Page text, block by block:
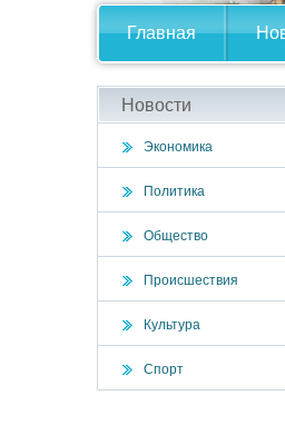
Главная
Новости
Экономика
Политика
Общество
Происшествия
Культура
Спорт